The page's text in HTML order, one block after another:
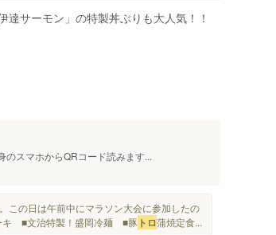
サーモン」の特製丼ぶりも大人気！！
スマホからQRコード読みます...
この日は午前中にマラソン大会に参加したの
キ ■文治特製！盛岡冷麺 ■豚 トロ蒲焼定食...